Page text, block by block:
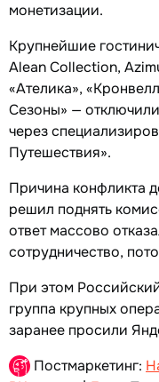
монетизации.
Крупнейшие
Alean Collection,
«Ателика»,
Сезоны» —
через
Путешествия».
Причина конфликта
решил поднять
ответ массово
сотрудничество,
При этом
группа крупных
заранее просили
Постмаркетинг: